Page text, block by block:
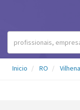
Inicio RO Vilhena